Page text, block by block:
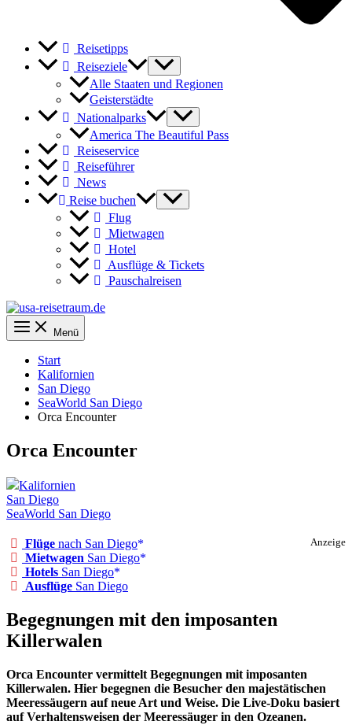
Reisetipps
Reiseziele
Alle Staaten und Regionen
Geisterstädte
Nationalparks
America The Beautiful Pass
Reiseservice
Reiseführer
News
Reise buchen
Flug
Mietwagen
Hotel
Ausflüge & Tickets
Pauschalreisen
Menü
Start
Kalifornien
San Diego
SeaWorld San Diego
Orca Encounter
Orca Encounter
Kalifornien
San Diego
SeaWorld San Diego
Anzeige
Flüge nach San Diego
Mietwagen San Diego
Hotels San Diego
Ausflüge San Diego
Begegnungen mit den imposanten
Killerwalen
Orca Encounter vermittelt Begegnungen mit imposanten
Killerwalen. Hier begegnen die Besucher den majestätischen
Meeressäugern auf neue Art und Weise. Die Live-Doku basiert
auf Verhaltensweisen der Meeressäuger in den Ozeanen.